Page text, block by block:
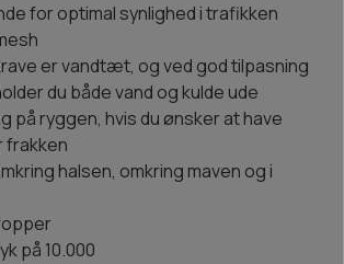
for optimal synlighed i trafikken
er vandtæt, og ved god tilpasning
du både vand og kulde ude
på ryggen, hvis du ønsker at have
frakken
halsen, omkring maven og i
på 10.000